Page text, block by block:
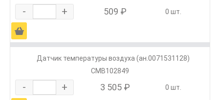
- + 509 ₽ 0 шт.
Ä
Датчик температуры воздуха (ан.0071531128)
CMB102849
- + 3 505 ₽ 0 шт.